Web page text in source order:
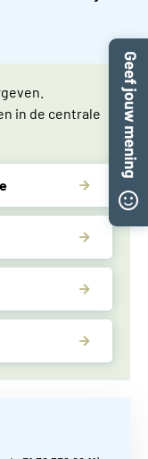
in de centrale